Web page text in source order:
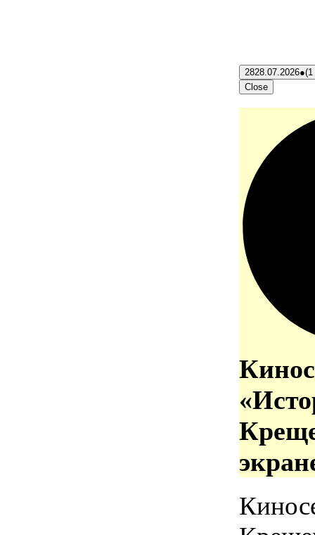
2828.07.2026●(1
Close